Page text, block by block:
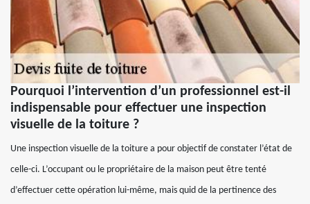
Pourquoi l’intervention d’un professionnel est-il
indispensable pour effectuer une inspection
visuelle de la toiture ?
Une inspection visuelle de la toiture a pour objectif de constater l’état de
celle-ci. L’occupant ou le propriétaire de la maison peut être tenté
d’effectuer cette opération lui-même, mais quid de la pertinence des